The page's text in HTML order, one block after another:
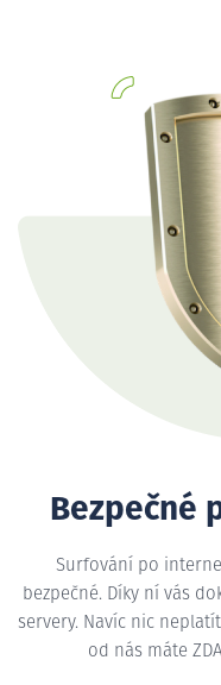
Bezpečné
Surfování po
bezpečné. Díky ní vás
servery. Navíc nic
od nás máte